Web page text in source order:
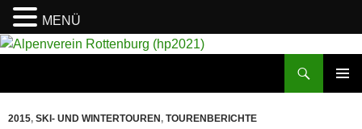
SPRINGEN
2015, SKI- UND WINTERTOUREN, TOURENBERICHTE
MENÜ